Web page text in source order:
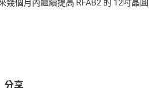
個月內繼續提高 RFAB2 的 12吋晶圓
分享